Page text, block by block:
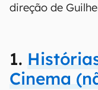
direção de
1.
Cinema